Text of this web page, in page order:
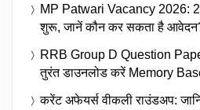
MP Patwari Vacancy 2026:
शुरू, जानें कौन कर सकता है
RRB Group D Question
तुरंत डाउनलोड करें Memory
करेंट अफेयर्स वीकली राउंडअप: